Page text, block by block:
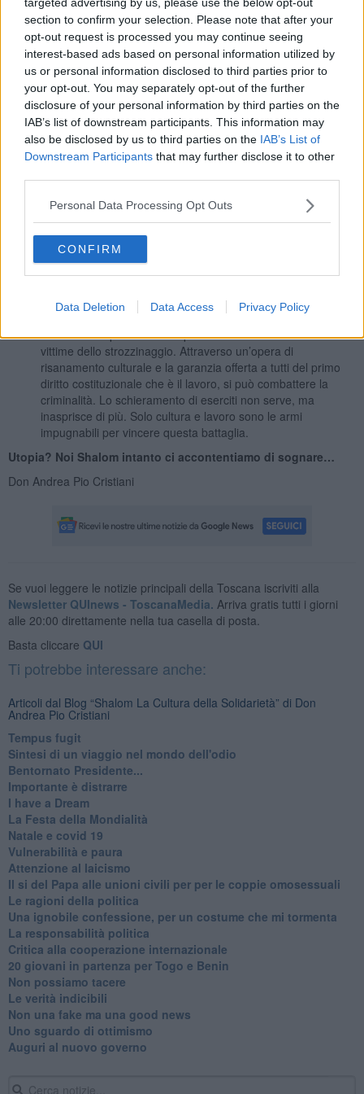
section to confirm your selection. Please note that after your
opt-out request is processed you may continue seeing
interest-based ads based on personal information utilized by
us or personal information disclosed to third parties prior to
your opt-out. You may separately opt-out of the further
disclosure of your personal information by third parties on the
IAB’s list of downstream participants. This information may
also be disclosed by us to third parties on the IAB’s List of
Downstream Participants that may further disclose it to other
Personal Data Processing Opt Outs
CONFIRM
Data Deletion Data Access Privacy Policy
investendo la società civile organizzata, come sta avvenendo
in questo periodo per i centri estivi.
3. Intensificare interagendo con le agenzie internazionali e i
governi occidentali lo sviluppo dei paesi del terzo mondo
colmando lo scandalo che ci siano paesi ricchissimi di risorse
con i loro popoli che soffrono la fame a causa del nostro
sfruttamento. Dobbiamo abbattere le cause che provocano le
migrazioni e non le persone. L’accoglienza dei migranti va
gestita bene e guardata come risorsa e possibilità di duplice
valore occupazionale. Prima di tutto investire in
cittadinanza e professionalità, favorendo l’inserimento nelle
attività carenti di manodopera i migranti formati.
4. Promuovere la legalità. La corruzione imperversa sovrana
e la piovra mafiosa estende i suoi tentacoli su tutto il territorio
nazionale, resa ancora più “letale” dal fiume di denaro liquido
con i suoi forzieri pieni di soldi, sostituisca lo stato; ne sono
prova i mafiosi condannati e ora liberi grazie al coronavirus e
i numerosi imprenditori che per salvare le aziende finiscono
vittime dello strozzinaggio. Attraverso un’opera di
risanamento culturale e la garanzia offerta a tutti del primo
diritto costituzionale che è il lavoro, si può combattere la
criminalità. Lo schieramento di eserciti non serve, ma
inasprisce di più. Solo cultura e lavoro sono le armi
impugnabili per vincere questa battaglia.
Utopia? Noi Shalom intanto ci accontentiamo di sognare…
Don Andrea Pio Cristiani
Se vuoi leggere le notizie principali della Toscana iscriviti alla
Newsletter QUInews - ToscanaMedia. Arriva gratis tutti i giorni
alle 20:00 direttamente nella tua casella di posta.
Basta cliccare QUI
Ti potrebbe interessare anche:
Articoli dal Blog “Shalom La Cultura della Solidarietà” di Don
Andrea Pio Cristiani
​Tempus fugit
​Sintesi di un viaggio nel mondo dell'odio
Bentornato Presidente...
Importante è distrarre
​I have a Dream
La Festa della Mondialità
Natale e covid 19
Vulnerabilità e paura
Attenzione al laicismo
Il si del Papa alle unioni civili per per le coppie omosessuali
Le ragioni della politica
​Una ignobile confessione, per un costume che mi tormenta
La responsabilità politica
Critica alla cooperazione internazionale
20 giovani in partenza per Togo e Benin
​Non possiamo tacere
​Le verità indicibili
Non una fake ma una good news
Uno sguardo di ottimismo
Auguri al nuovo governo